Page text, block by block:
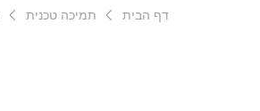
דף הבית תמיכה טכנית